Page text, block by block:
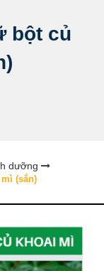
bột củ
dưỡng
(sắn)